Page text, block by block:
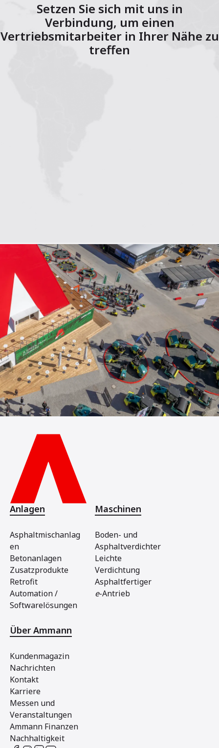
Setzen Sie sich mit uns in
Verbindung, um einen
Vertriebsmitarbeiter in Ihrer Nähe zu
treffen
Anlagen
Asphaltmischanlag
en
Betonanlagen
Zusatzprodukte
Retrofit
Automation /
Softwarelösungen
Maschinen
Boden- und
Asphaltverdichter
Leichte
Verdichtung
Asphaltfertiger
e-Antrieb
Über Ammann
Kundenmagazin
Nachrichten
Kontakt
Karriere
Messen und
Veranstaltungen
Ammann Finanzen
Nachhaltigkeit